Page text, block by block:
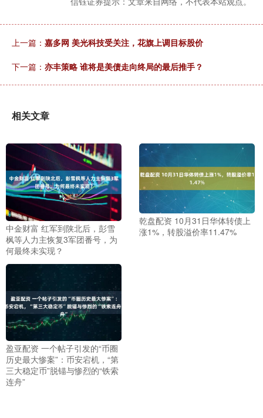
上一篇： 嘉多网 美光科技受关注，花旗上调目标股价
下一篇： 亦丰策略 谁将是美债走向终局的最后推手？
相关文章
中金财富 红军到陕北后，彭雪
枫等人力主恢复3军团番号，为
何最终未实现？
乾盘配资 10月31日华体转债上
涨1%，转股溢价率11.47%
盈亚配资 一个帖子引发的“币圈
历史最大惨案”：币安宕机，“第
三大稳定币”脱锚与惨烈的“铁索
连舟”